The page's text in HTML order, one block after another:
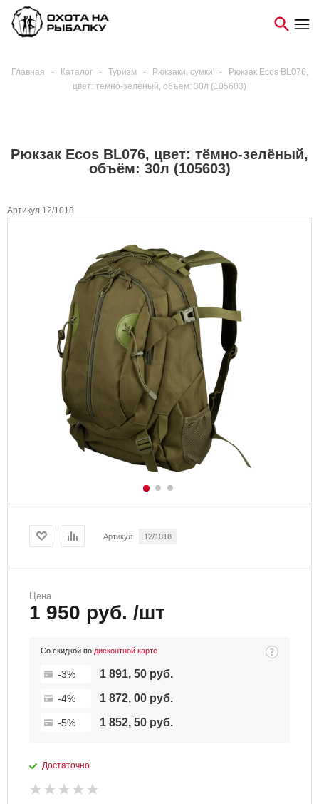
Главная - Каталог - Туризм - Рюкзаки, сумки -
Рюкзак Ecos BL076,
цвет: тёмно-зелёный, объём: 30л (105603)
Рюкзак Ecos BL076, цвет: тёмно-зелёный,
объём: 30л (105603)
Артикул 12/1018
Артикул 12/1018
Цена
1 950 руб. /шт
Со скидкой по дисконтной карте
-3% 1 891, 50 руб.
-4% 1 872, 00 руб.
-5% 1 852, 50 руб.
Достаточно